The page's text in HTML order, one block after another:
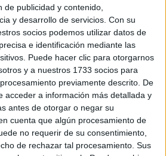
de publicidad y contenido,
y desarrollo de servicios. Con su
socios podemos utilizar datos de
e identificación mediante las
Puede hacer clic para otorgarnos
y a nuestros 1733 socios para
previamente descrito. De
acceder a información más detallada y
antes de otorgar o negar su
cuenta que algún procesamiento de
no requerir de su consentimiento,
de rechazar tal procesamiento. Sus
dejar a los niños este verano? Las
para conciliar en Ceuta
JIMÉNEZ 14/06/2026 1
las 8’, el primer libro del ceutí
TENA 10/06/2026 0
convierte Ceuta en refugio
con su nueva novela
TENA / DIEGO NARANJO 10/06/2026